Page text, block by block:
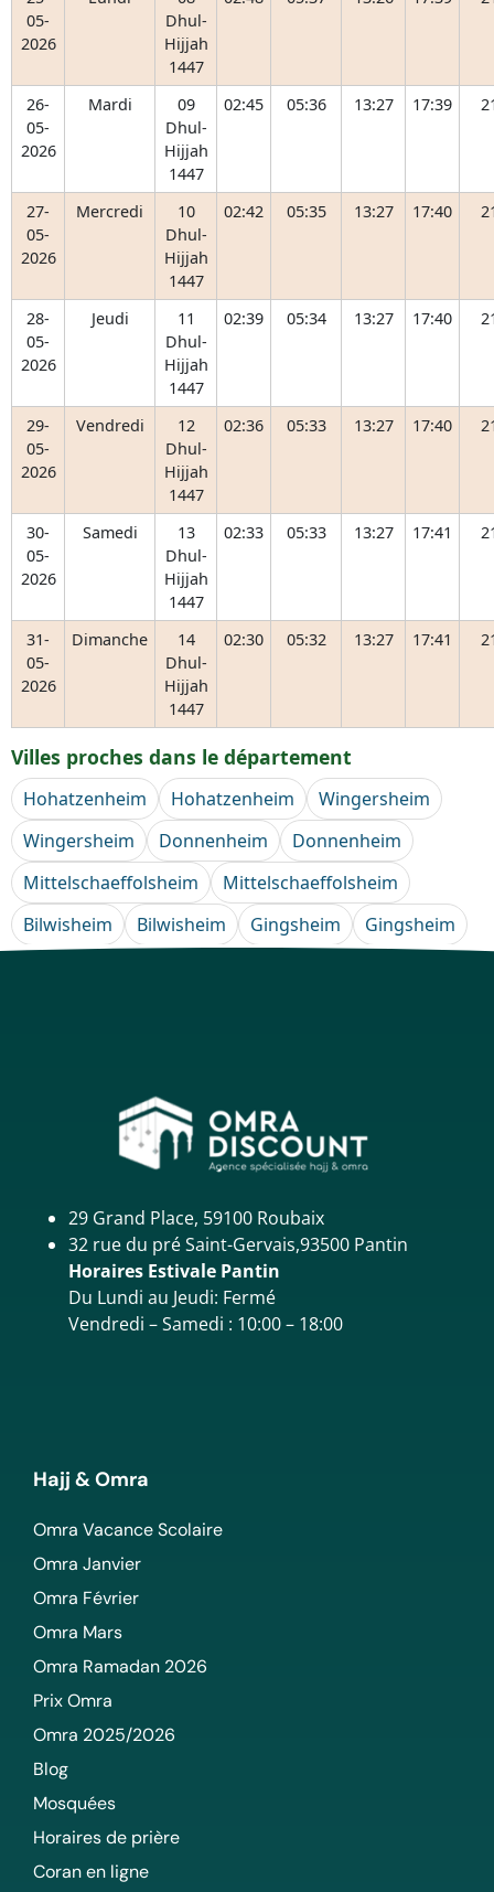
05-
2026
Dhul-
Hijjah
1447
26-
05-
2026
Mardi
09
Dhul-
Hijjah
1447
02:45 05:36 13:27 17:39
27-
05-
2026
Mercredi
10
Dhul-
Hijjah
1447
02:42 05:35 13:27 17:40
28-
05-
2026
Jeudi
11
Dhul-
Hijjah
1447
02:39 05:34 13:27 17:40
29-
05-
2026
Vendredi
12
Dhul-
Hijjah
1447
02:36 05:33 13:27 17:40
30-
05-
2026
Samedi
13
Dhul-
Hijjah
1447
02:33 05:33 13:27 17:41
31-
05-
2026
Dimanche
14
Dhul-
Hijjah
1447
02:30 05:32 13:27 17:41
Villes proches dans le département
Hohatzenheim Hohatzenheim
Wingersheim
Wingersheim
Donnenheim
Donnenheim
Mittelschaeffolsheim
Mittelschaeffolsheim
Bilwisheim
Bilwisheim Gingsheim Gingsheim
29 Grand Place, 59100 Roubaix
32 rue du pré Saint-Gervais,93500 Pantin
Horaires Estivale Pantin
Du Lundi au Jeudi: Fermé
Vendredi – Samedi : 10:00 – 18:00
Hajj & Omra
Omra Vacance Scolaire
Omra Janvier
Omra Février
Omra Mars
Omra Ramadan 2026
Prix Omra
Omra 2025/2026
Blog
Mosquées
Horaires de prière
Coran en ligne